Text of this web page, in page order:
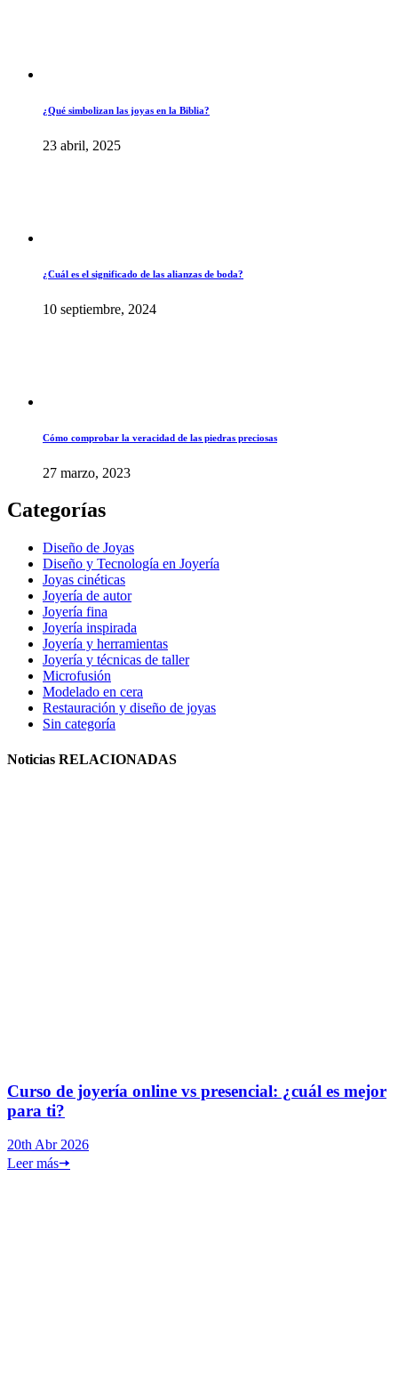
¿Qué simbolizan las joyas en la Biblia?
23 abril, 2025
¿Cuál es el significado de las alianzas de boda?
10 septiembre, 2024
Cómo comprobar la veracidad de las piedras preciosas
27 marzo, 2023
Categorías
Diseño de Joyas
Diseño y Tecnología en Joyería
Joyas cinéticas
Joyería de autor
Joyería fina
Joyería inspirada
Joyería y herramientas
Joyería y técnicas de taller
Microfusión
Modelado en cera
Restauración y diseño de joyas
Sin categoría
Noticias RELACIONADAS
Curso de joyería online vs presencial: ¿cuál es mejor
para ti?
20th Abr 2026
Leer más🠦